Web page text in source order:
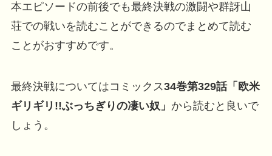
本エピソードの前後でも最終決戦の激闘や群訝山
荘での戦いを読むことができるのでまとめて読む
ことがおすすめです。
最終決戦についてはコミックス34巻第329話「欧米
ギリギリ!!ぶっちぎりの凄い奴」 から読むと良いで
しょう。